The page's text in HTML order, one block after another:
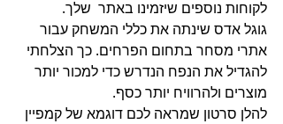
לקוחות נוספים שיזמינו באתר  שלך.
גוגל אדס שינתה את כללי המשחק עבור
אתרי מסחר בתחום הפרחים. כך הצלחתי
להגדיל את הנפח הנדרש כדי למכור יותר
מוצרים ולהרוויח יותר כסף.
להלן סרטון שמראה לכם דוגמא של קמפיין